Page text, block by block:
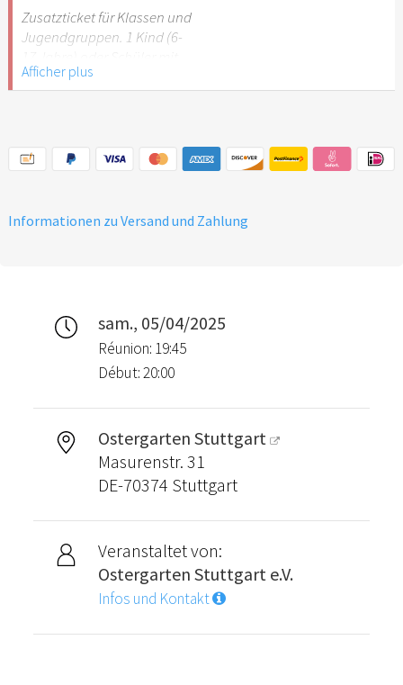
Stuttgart nicht
empfehlenswert.
Zusatzticket für Klassen und
Jugendgruppen. 1 Kind (6-
Schülerausweis.
Stuttgart nicht
empfehlenswert.
Afficher plus
Informationen zu Versand und Zahlung
sam., 05/04/2025
Réunion: 19:45
Début: 20:00
Ostergarten Stuttgart
Masurenstr. 31
DE-70374 Stuttgart
Veranstaltet von:
Ostergarten Stuttgart e.V.
Infos und Kontakt